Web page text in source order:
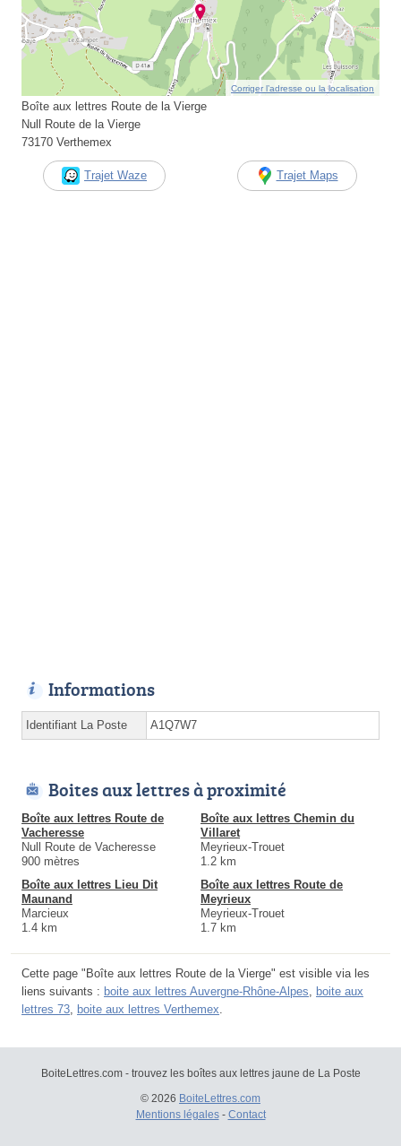
Corriger l’adresse ou la localisation
Boîte aux lettres Route de la Vierge
Null Route de la Vierge
73170 Verthemex
Trajet Waze Trajet Maps
Informations
Identifiant La Poste A1Q7W7
Boites aux lettres à proximité
Boîte aux lettres Route de
Vacheresse
Null Route de Vacheresse
900 mètres
Boîte aux lettres Chemin du
Villaret
Meyrieux-Trouet
1.2 km
Boîte aux lettres Lieu Dit
Maunand
Marcieux
1.4 km
Boîte aux lettres Route de
Meyrieux
Meyrieux-Trouet
1.7 km
Cette page "Boîte aux lettres Route de la Vierge" est visible via les
liens suivants : boite aux lettres Auvergne-Rhône-Alpes
boite aux
lettres 73 boite aux lettres Verthemex
BoiteLettres.com - trouvez les boîtes aux lettres jaune de La Poste
© 2026 BoiteLettres.com
Mentions légales- Contact